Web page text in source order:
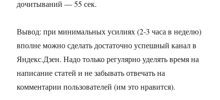
дочитываний — 55 сек.
Вывод: при минимальных усилиях (2-3 часа в неделю)
вполне можно сделать достаточно успешный канал в
Яндекс.Дзен. Надо только регулярно уделять время на
написание статей и не забывать отвечать на
комментарии пользователей (им это нравится).